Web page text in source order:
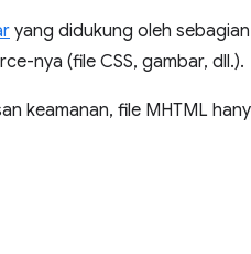
yang didukung oleh
nya (file CSS, gambar, dll.).
keamanan, file MHTML